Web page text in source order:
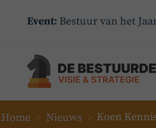
Event: Bestuur van het
Home > Nieuws > Koen